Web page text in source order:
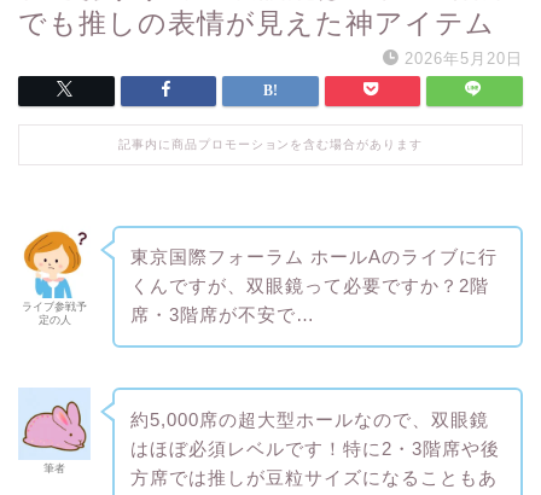
でも推しの表情が見えた神アイテム
2026年5月20日
記事内に商品プロモーションを含む場合があります
ライブ参戦予
定の人
東京国際フォーラム ホールAのライブに行
くんですが、双眼鏡って必要ですか？2階
席・3階席が不安で…
筆者
約5,000席の超大型ホールなので、双眼鏡
はほぼ必須レベルです！特に2・3階席や後
方席では推しが豆粒サイズになることもあ